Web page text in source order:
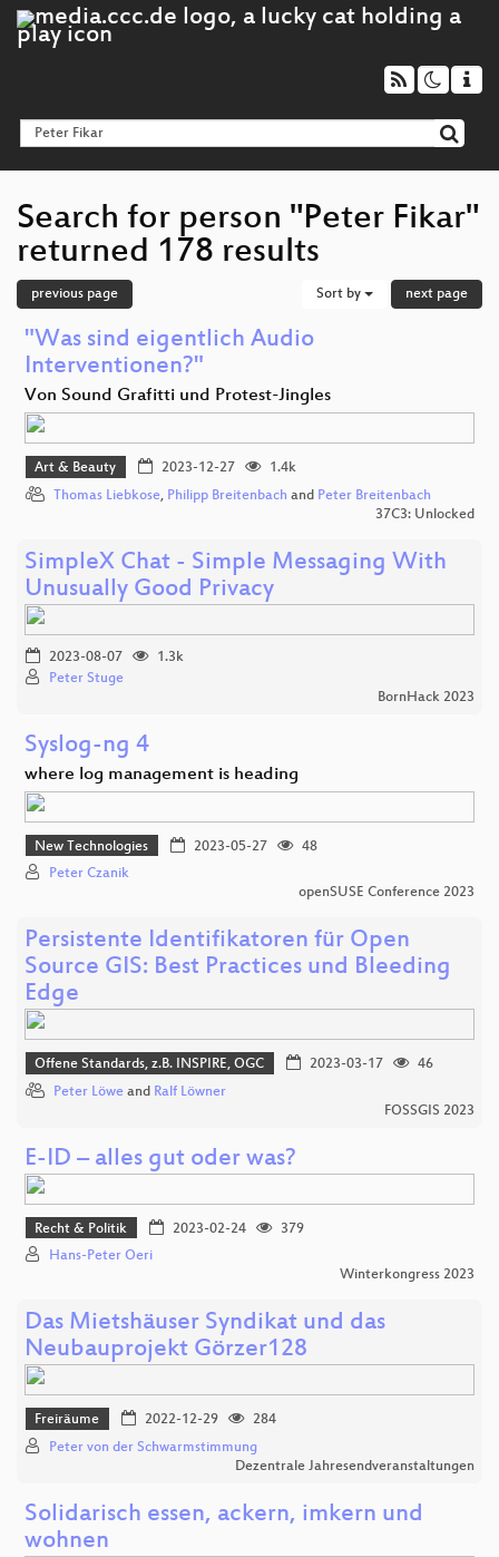
Search for person "Peter Fikar"
returned 178 results
previous page Sort by next page
"Was sind eigentlich Audio
Interventionen?"
Von Sound Grafitti und Protest-Jingles
Art & Beauty 2023-12-27
1.4k
Thomas Liebkose, Philipp Breitenbach and Peter Breitenbach
37C3: Unlocked
SimpleX Chat - Simple Messaging With
Unusually Good Privacy
2023-08-07
1.3k
Peter Stuge
BornHack 2023
Syslog-ng 4
where log management is heading
New Technologies 2023-05-27
48
Peter Czanik
openSUSE Conference 2023
Persistente Identifikatoren für Open
Source GIS: Best Practices und Bleeding
Edge
Offene Standards, z.B. INSPIRE, OGC 2023-03-17
46
Peter Löwe and Ralf Löwner
FOSSGIS 2023
E-ID – alles gut oder was?
Recht & Politik 2023-02-24
379
Hans-Peter Oeri
Winterkongress 2023
Das Mietshäuser Syndikat und das
Neubauprojekt Görzer128
Freiräume 2022-12-29
284
Peter von der Schwarmstimmung
Dezentrale Jahresendveranstaltungen
Solidarisch essen, ackern, imkern und
wohnen